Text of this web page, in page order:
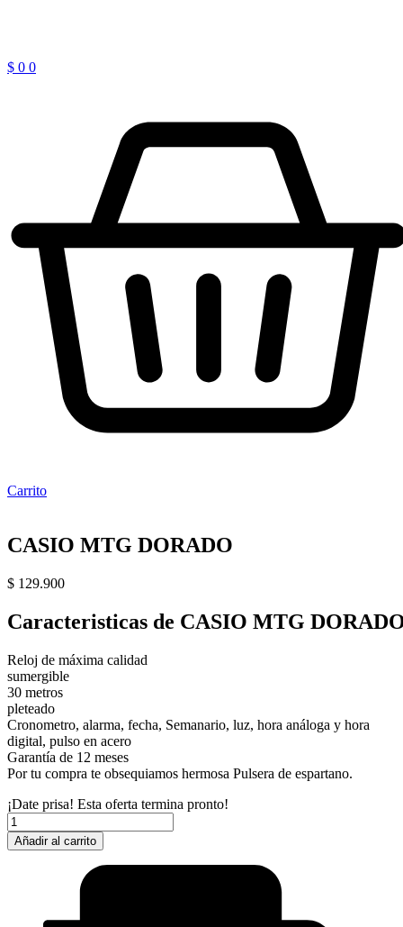
$ 0 0
Carrito
CASIO MTG DORADO
$ 129.900
Caracteristicas de CASIO MTG
Reloj de máxima calidad
sumergible
30 metros
pleteado
Cronometro, alarma, fecha, Semanario, luz, hora análoga y hora
digital, pulso en acero
Garantía de 12 meses
Por tu compra te obsequiamos hermosa Pulsera de espartano.
¡Date prisa! Esta oferta termina pronto!
CASIO
MTG
DORADO
Añadir al carrito